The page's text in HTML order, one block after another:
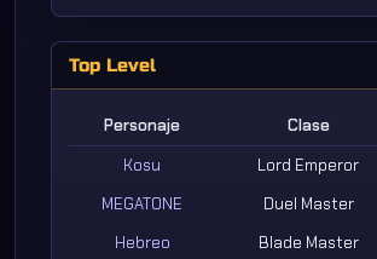
Top Level
Personaje Clase
Kosu
Lord Emperor
MEGATONE
Duel Master
Hebreo
Blade Master